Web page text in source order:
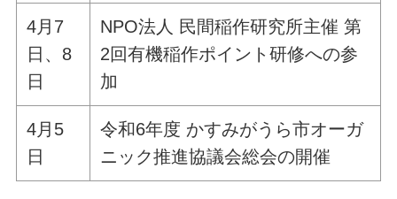
4月7
日、8
日
NPO法人 民間稲作研究所主催 第
2回有機稲作ポイント研修への参
加
4月5
日
令和6年度 かすみがうら市オーガ
ニック推進協議会総会の開催